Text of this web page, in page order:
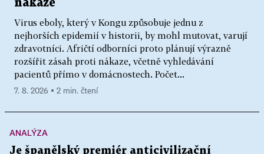
nákaze
Virus eboly, který v Kongu způsobuje jednu z
nejhorších epidemií v historii, by mohl mutovat, varují
zdravotníci. Afričtí odborníci proto plánují výrazně
rozšířit zásah proti nákaze, včetně vyhledávání
pacientů přímo v domácnostech. Počet...
7. 8. 2026 ▪ 2 min. čtení
ANALÝZA
Je španělský premiér anticivilizační